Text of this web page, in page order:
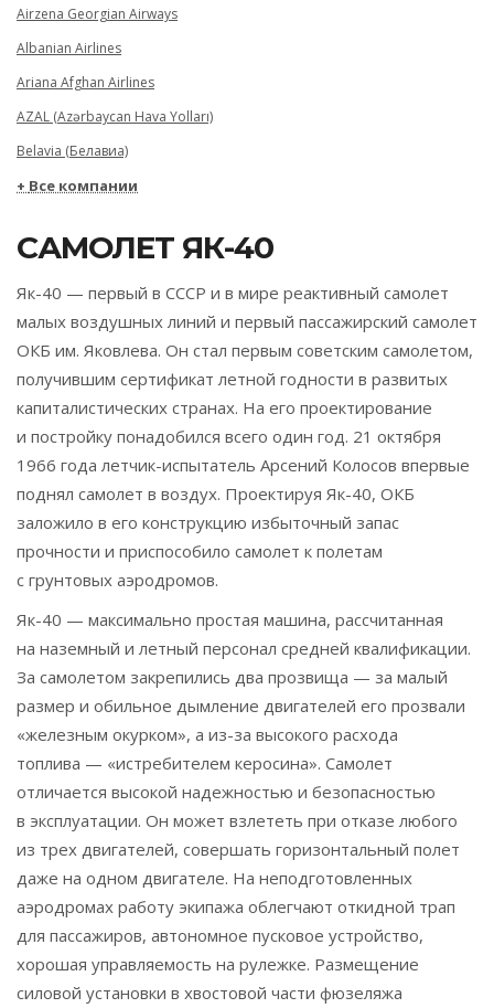
Airzena Georgian Airways
Albanian Airlines
Ariana Afghan Airlines
AZAL (Azərbaycan Hava Yolları)
Belavia (Белавиа)
Все компании
САМОЛЕТ ЯК-40
Як-40 — первый в СССР и в мире реактивный самолет
малых воздушных линий и первый пассажирский самолет
ОКБ им. Яковлева. Он стал первым советским самолетом,
получившим сертификат летной годности в развитых
капиталистических странах. На его проектирование
и постройку понадобился всего один год. 21 октября
1966 года летчик-испытатель Арсений Колосов впервые
поднял самолет в воздух. Проектируя Як-40, ОКБ
заложило в его конструкцию избыточный запас
прочности и приспособило самолет к полетам
с грунтовых аэродромов.
Як-40 — максимально простая машина, рассчитанная
на наземный и летный персонал средней квалификации.
За самолетом закрепились два прозвища — за малый
размер и обильное дымление двигателей его прозвали
«железным окурком», а из-за высокого расхода
топлива — «истребителем керосина». Самолет
отличается высокой надежностью и безопасностью
в эксплуатации. Он может взлететь при отказе любого
из трех двигателей, совершать горизонтальный полет
даже на одном двигателе. На неподготовленных
аэродромах работу экипажа облегчают откидной трап
для пассажиров, автономное пусковое устройство,
хорошая управляемость на рулежке. Размещение
силовой установки в хвостовой части фюзеляжа